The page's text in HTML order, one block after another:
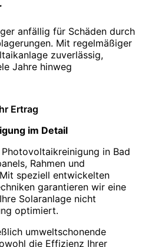
anfällig für Schäden durch
Mit regelmäßiger
zuverlässig,
Jahre hinweg
Ertrag
im Detail
in Bad
Rahmen und
speziell entwickelten
garantieren wir eine
Solaranlage nicht
optimiert.
umweltschonende
die Effizienz Ihrer